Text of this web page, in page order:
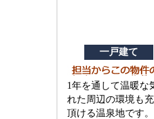
一戸建て
1年を通して温暖な
れた周辺の環境も
頂ける温泉地です。